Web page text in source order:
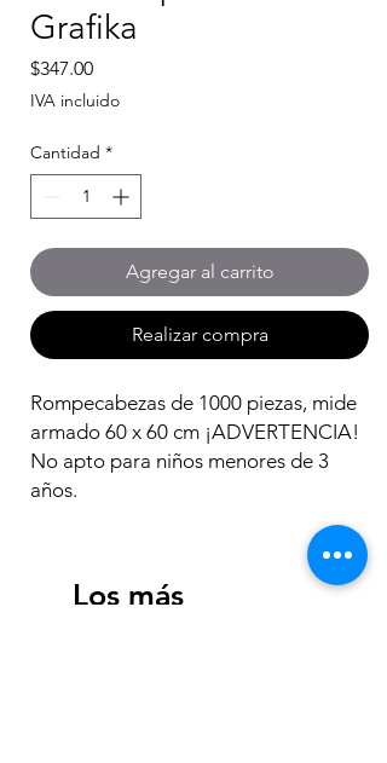
Grafika
$347.00Precio
IVA incluido
Cantidad *
Agregar al carrito
Realizar compra
Rompecabezas de 1000 piezas, mide
armado 60 x 60 cm ¡ADVERTENCIA!
No apto para niños menores de 3
años.
Los más